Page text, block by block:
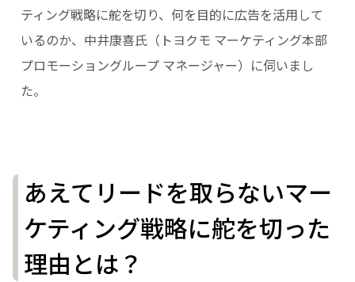
ティング戦略に舵を切り、何を目的に広告を活用して
いるのか、中井康喜氏（トヨクモ マーケティング本部
プロモーショングループ マネージャー）に伺いまし
た。
あえてリードを取らないマー
ケティング戦略に舵を切った
理由とは？